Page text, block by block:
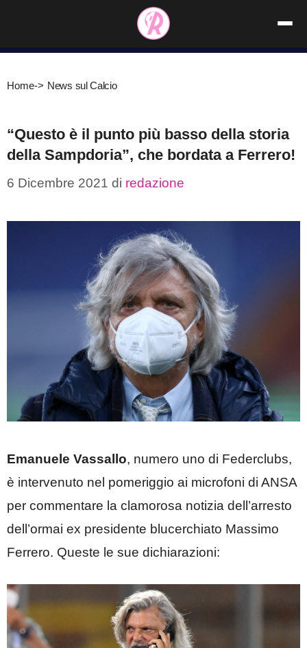
contenuto
Home-> News sul Calcio
“Questo è il punto più basso della storia
della Sampdoria”, che bordata a Ferrero!
6 Dicembre 2021 di redazione
Emanuele Vassallo, numero uno di Federclubs,
è intervenuto nel pomeriggio ai microfoni di ANSA
per commentare la clamorosa notizia dell’arresto
dell’ormai ex presidente blucerchiato Massimo
Ferrero. Queste le sue dichiarazioni: